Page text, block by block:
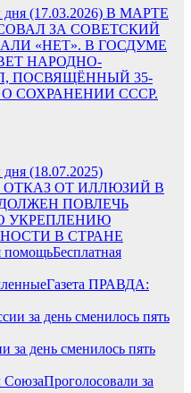
дня (17.03.2026) В МАРТЕ
ЗА СОВЕТСКИЙ
«НЕТ». В ГОСДУМЕ
НАРОДНО-
ПОСВЯЩЁННЫЙ 35-
СОХРАНЕНИИ СССР.
(18.07.2025)
ОТ ИЛЛЮЗИЙ В
ПОВЛЕЧЬ
УКРЕПЛЕНИЮ
В СТРАНЕ
Бесплатная
Газета ПРАВДА:
за день сменилось пять
Проголосовали за